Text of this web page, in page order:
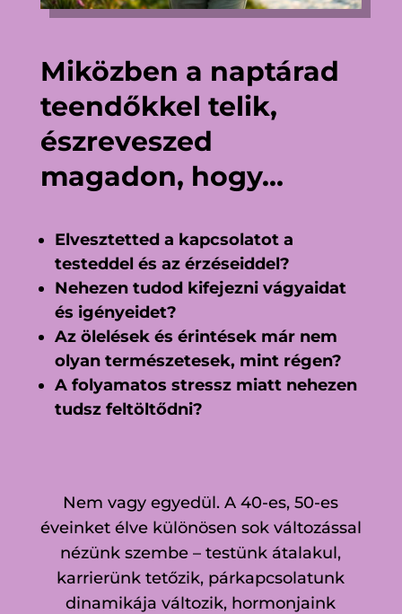
Miközben a naptárad
teendőkkel telik,
észreveszed
magadon, hogy…
Elvesztetted a kapcsolatot a
testeddel és az érzéseiddel?
Nehezen tudod kifejezni vágyaidat
és igényeidet?
Az ölelések és érintések már nem
olyan természetesek, mint régen?
A folyamatos stressz miatt nehezen
tudsz feltöltődni?
Nem vagy egyedül. A 40-es, 50-es
éveinket élve különösen sok változással
nézünk szembe – testünk átalakul,
karrierünk tetőzik, párkapcsolatunk
dinamikája változik, hormonjaink